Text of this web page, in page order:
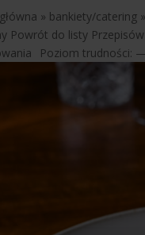
» bankiety/
Powrót do listy
Poziom trudności: